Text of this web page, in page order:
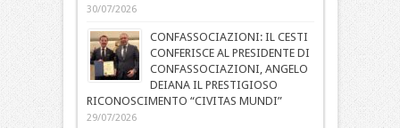
30/07/2026
CONFASSOCIAZIONI: IL CESTI
CONFERISCE AL PRESIDENTE DI
CONFASSOCIAZIONI, ANGELO
DEIANA IL PRESTIGIOSO
RICONOSCIMENTO “CIVITAS MUNDI”
29/07/2026